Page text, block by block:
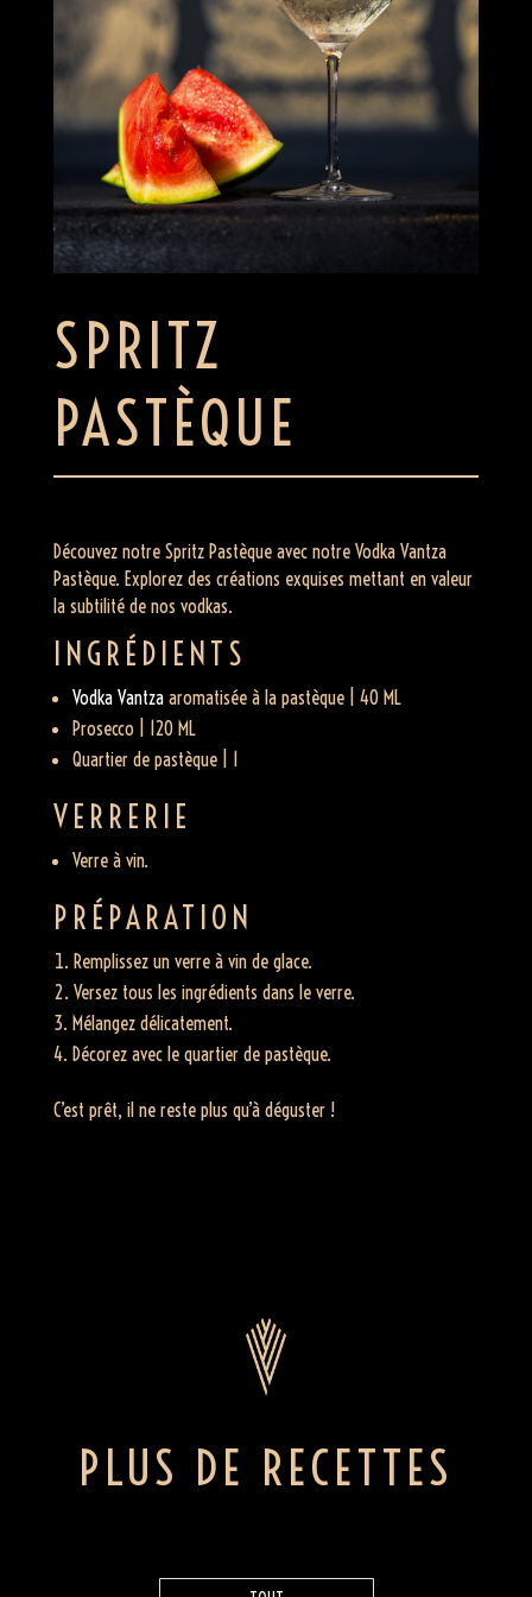
SPRITZ
PASTÈQUE
Découvez notre Spritz Pastèque avec notre Vodka Vantza
Pastèque. Explorez des créations exquises mettant en valeur
la subtilité de nos vodkas.
INGRÉDIENTS
Vodka Vantzaaromatisée à la pastèque | 40 ML
Prosecco | 120 ML
Quartier de pastèque | 1
VERRERIE
Verre à vin.
PRÉPARATION
Remplissez un verre à vin de glace.
Versez tous les ingrédients dans le verre.
Mélangez délicatement.
Décorez avec le quartier de pastèque.
C’est prêt, il ne reste plus qu’à déguster !
PLUS DE RECETTES